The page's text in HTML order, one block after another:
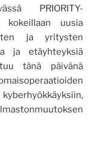
PRIORITY-
kokeillaan uusia
ja yritysten
ja etäyhteyksiä
tänä päivänä